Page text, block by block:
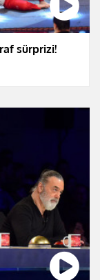
sürprizi!